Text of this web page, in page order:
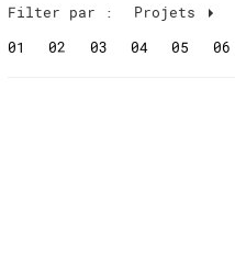
Filter par : Projets
01 02 03 04 05 06